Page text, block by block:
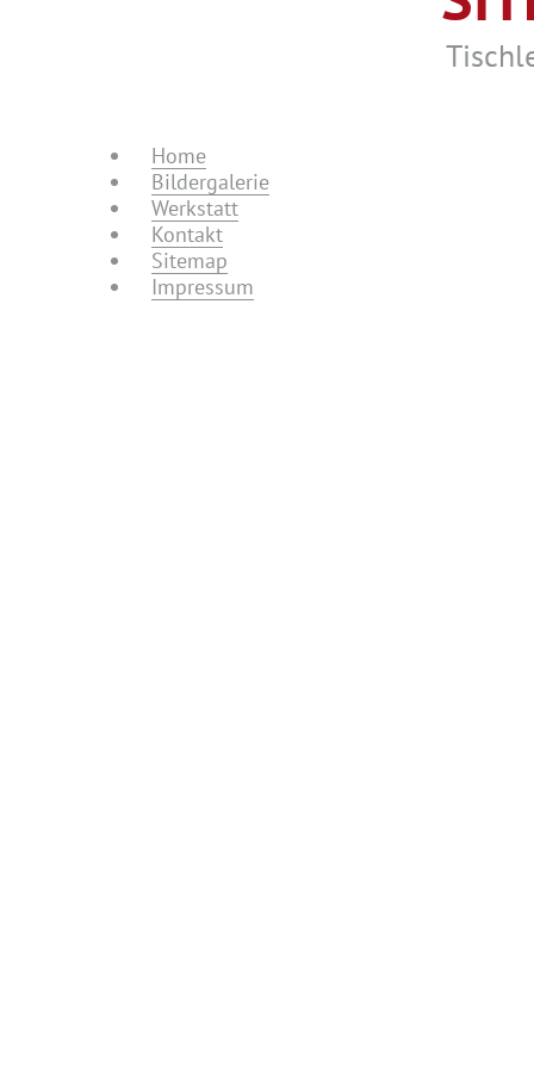
Home
Bildergalerie
Werkstatt
Kontakt
Sitemap
Impressum